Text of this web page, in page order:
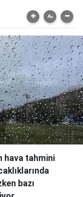
hava tahmini
bazı